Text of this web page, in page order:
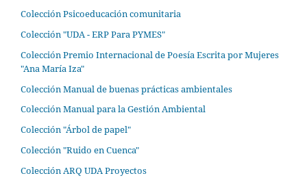
Colección Psicoeducación comunitaria
Colección "UDA - ERP Para PYMES"
Colección Premio Internacional de Poesía Escrita por Mujeres
"Ana María Iza"
Colección Manual de buenas prácticas ambientales
Colección Manual para la Gestión Ambiental
Colección "Árbol de papel"
Colección "Ruido en Cuenca"
Colección ARQ UDA Proyectos